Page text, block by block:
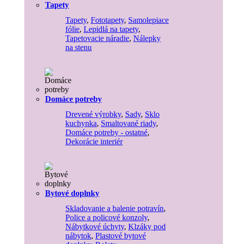
Tapety
Tapety, Fototapety, Samolepiace
fólie, Lepidlá na tapety,
Tapetovacie náradie, Nálepky
na stenu
Domáce potreby
Drevené výrobky, Sady, Sklo
kuchynka, Smaltované riady,
Domáce potreby - ostatné,
Dekorácie interiér
Bytové doplnky
Skladovanie a balenie potravín,
Police a policové konzoly,
Nábytkové úchyty, Klzáky pod
nábytok, Plastové bytové